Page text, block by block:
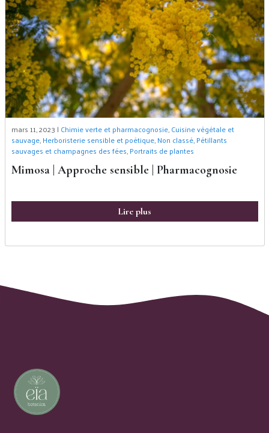
mars 11, 2023 | Chimie verte et pharmacognosie,Cuisine végétale et
sauvage,Herboristerie sensible et poétique,Non classé,Pétillants
sauvages et champagnes des fées,Portraits de plantes
Mimosa | Approche sensible | Pharmacognosie
Lire plus